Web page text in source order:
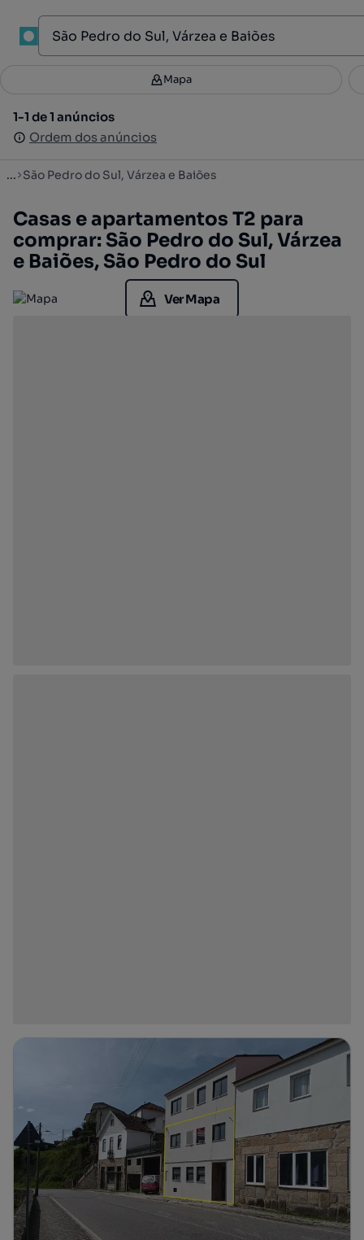
Filtros 2
1-1 de 1 anúncios
Ordem dos anúncios
Mapa
1-1 de 1 anúncios
Ordem dos anúncios
... São Pedro do Sul, Várzea e Baiões
Casas e apartamentos T2 para
comprar: São Pedro do Sul, Várzea
e Baiões, São Pedro do Sul
Ver Mapa